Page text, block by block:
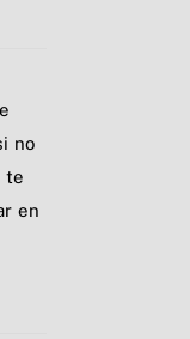
no
te
en